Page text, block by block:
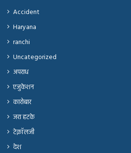
Accident
Haryana
ranchi
Uncategorized
अपराध
एजुकेशन
कारोबार
जरा हटके
टेक्नॉलजी
देश